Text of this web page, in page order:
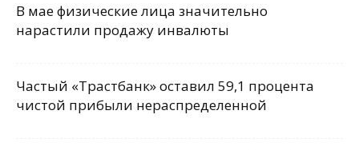
В мае физические лица значительно
нарастили продажу инвалюты
Частый «Трастбанк» оставил 59,1 процента
чистой прибыли нераспределенной